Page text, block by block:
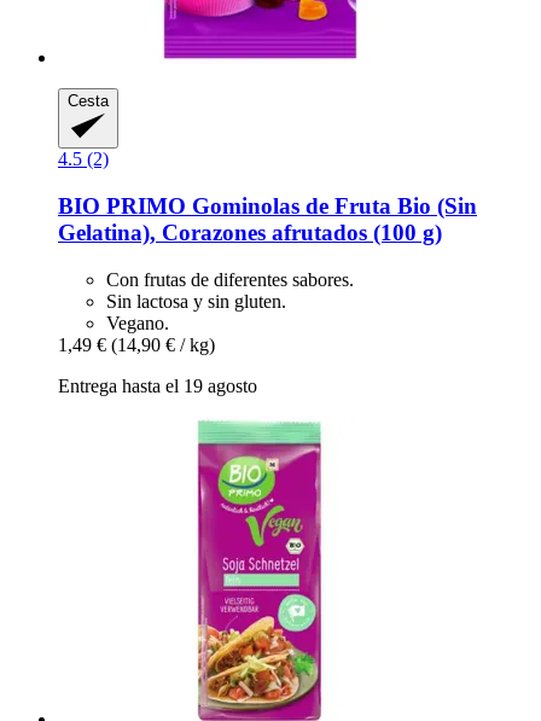
Cesta
4.5 (2)
BIO PRIMO Gominolas de Fruta Bio (Sin
Gelatina), Corazones afrutados (100 g)
Con frutas de diferentes sabores.
Sin lactosa y sin gluten.
Vegano.
1,49 € (14,90 € / kg)
Entrega hasta el 19 agosto